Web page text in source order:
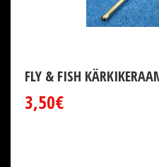
FLY & FISH
3,50€